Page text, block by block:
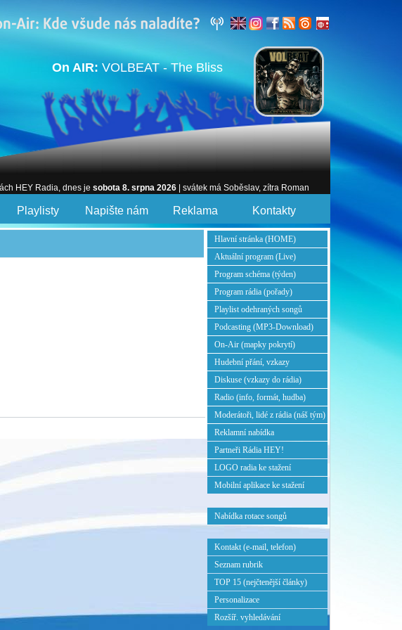
On AIR: VOLBEAT - The Bliss
HEY Radia, dnes je sobota 8. srpna 2026 | svátek má Soběslav, zítra Roman
Playlisty Napište nám Reklama Kontakty
Hlavní stránka (HOME)
Aktuální program (Live)
Program schéma (týden)
Program rádia (pořady)
Playlist odehraných songů
Podcasting (MP3-Download)
On-Air (mapky pokrytí)
Hudební přání, vzkazy
Diskuse (vzkazy do rádia)
Radio (info, formát, hudba)
Moderátoři, lidé z rádia (náš tým)
Reklamní nabídka
Partneři Rádia HEY!
LOGO radia ke stažení
Mobilní aplikace ke stažení
Nabídka rotace songů
Kontakt (e-mail, telefon)
Seznam rubrik
TOP 15 (nejčtenější články)
Personalizace
Rozšíř. vyhledávání